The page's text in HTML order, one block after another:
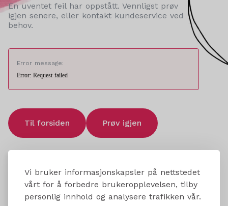
Vi bruker informasjonskapsler på nettstedet
vårt for å forbedre brukeropplevelsen, tilby
personlig innhold og analysere trafikken vår.
En uventet feil har oppstått. Vennligst prøv
igjen senere, eller kontakt kundeservice ved
behov.
Error message:
Error: Request failed
Til forsiden Prøv igjen